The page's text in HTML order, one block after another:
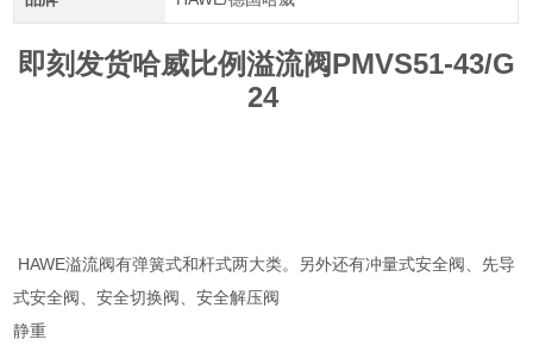
即刻发货哈威比例溢流阀PMVS51-43/G
24
HAWE溢流阀有弹簧式和杆式两大类。另外还有冲量式安全阀、先导
式安全阀、安全切换阀、安全解压阀
静重